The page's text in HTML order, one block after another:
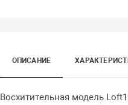
ОПИСАНИЕ
Восхитительная модель